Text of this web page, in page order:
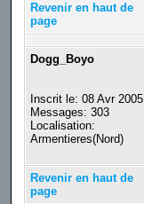
Revenir en haut de
page
Dogg_Boyo
Inscrit le: 08 Avr 2005
Messages: 303
Localisation:
Armentieres(Nord)
Revenir en haut de
page